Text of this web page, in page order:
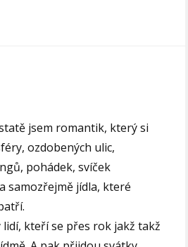
jsem romantik, který si
ozdobených ulic,
pohádek, svíček
samozřejmě jídla, které
lidí, kteří se přes rok jakž takž